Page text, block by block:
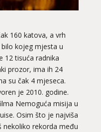
160 katova, a vrh
kojeg mjesta u
12 tisuća radnika
prozor, ima ih 24
su čak 4 mjeseca.
je 2010. godine.
Nemoguća misija u
Osim što je najviša
nekoliko rekorda među